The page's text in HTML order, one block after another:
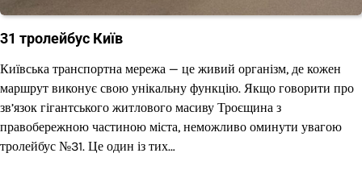
31 тролейбус Київ
Київська транспортна мережа — це живий організм, де кожен
маршрут виконує свою унікальну функцію. Якщо говорити про
зв’язок гігантського житлового масиву Троєщина з
правобережною частиною міста, неможливо оминути увагою
тролейбус №31. Це один із тих…